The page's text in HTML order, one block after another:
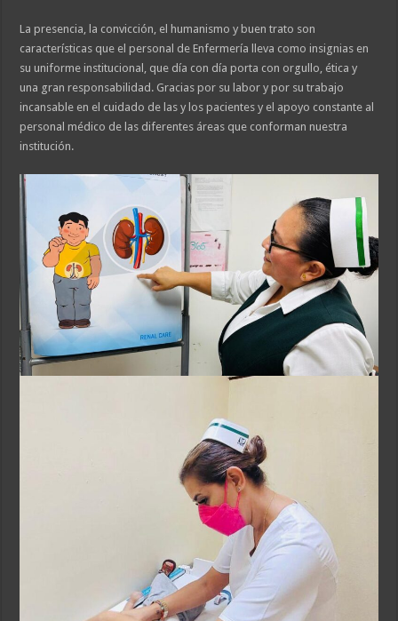
La presencia, la convicción, el humanismo y buen trato son
características que el personal de Enfermería lleva como insignias en
su uniforme institucional, que día con día porta con orgullo, ética y
una gran responsabilidad. Gracias por su labor y por su trabajo
incansable en el cuidado de las y los pacientes y el apoyo constante al
personal médico de las diferentes áreas que conforman nuestra
institución.